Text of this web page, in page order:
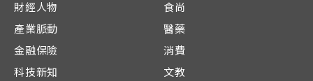
財經人物
產業脈動
金融保險
科技新知
食尚
醫藥
消費
文教